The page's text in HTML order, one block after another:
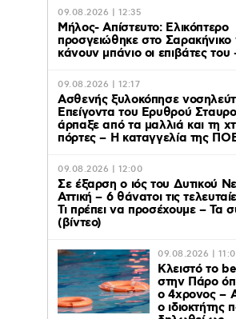
09.08.2026 | 12:35
Μήλος- Απίστευτο: Ελικόπτερο
προσγειώθηκε στο Σαρακήνικο
κάνουν μπάνιο οι επιβάτες του
09.08.2026 | 12:17
Ασθενής ξυλοκόπησε
Επείγοντα του Ερυθρού
άρπαξε από τα μαλλιά και τη
πόρτες – Η καταγγελία της
09.08.2026 | 12:00
Σε έξαρση ο ιός του Δυτικού
Αττική – 6 θάνατοι τις
Τι πρέπει να προσέχουμε – Τα
(βίντεο)
09.08.2026 |
Κλειστό το
στην Πάρο
ο 4χρονος –
ο ιδιοκτήτης